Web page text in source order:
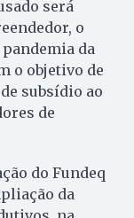
será
o
da
o objetivo de
subsídio ao
de
do Fundeq
da